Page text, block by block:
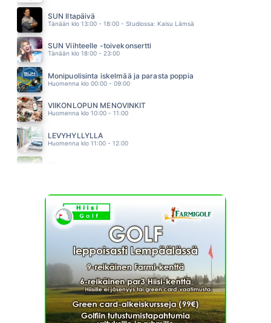
IRWIN
01.35
SUN Iltapäivä
Tänään klo 13:00 - 18:00 - Studiossa: Kaisu Lämsä
SUN Viihteelle -toivekonsertti
Tänään klo 18:00 - 23:00
Monipuolisinta iskelmää ja parasta poppia
Huomenna klo 00:00 - 09:00
VIIKONLOPUN MENOVINKIT
Huomenna klo 10:00 - 11:00
LEVYHYLLYLLÄ
Huomenna klo 11:00 - 12:00